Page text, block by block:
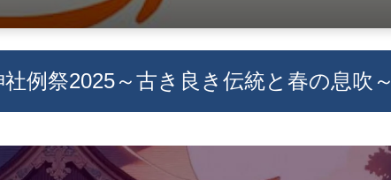
例祭2025～古き良き伝統と春の息吹～